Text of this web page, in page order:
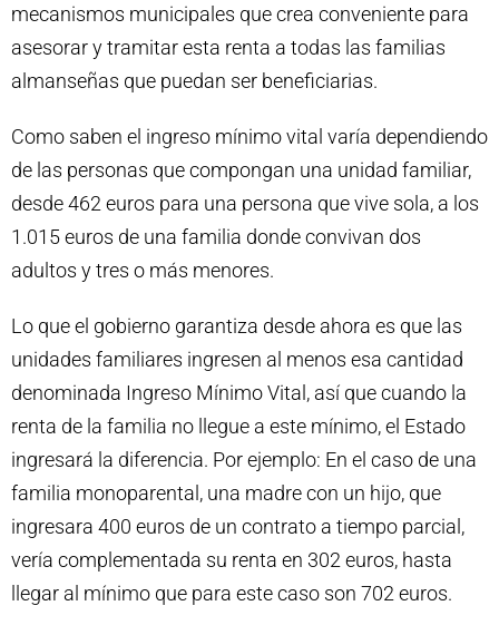
mecanismos municipales que crea conveniente para
asesorar y tramitar esta renta a todas las familias
almanseñas que puedan ser beneficiarias.
Como saben el ingreso mínimo vital varía dependiendo
de las personas que compongan una unidad familiar,
desde 462 euros para una persona que vive sola, a los
1.015 euros de una familia donde convivan dos
adultos y tres o más menores.
Lo que el gobierno garantiza desde ahora es que las
unidades familiares ingresen al menos esa cantidad
denominada Ingreso Mínimo Vital, así que cuando la
renta de la familia no llegue a este mínimo, el Estado
ingresará la diferencia. Por ejemplo: En el caso de una
familia monoparental, una madre con un hijo, que
ingresara 400 euros de un contrato a tiempo parcial,
vería complementada su renta en 302 euros, hasta
llegar al mínimo que para este caso son 702 euros.